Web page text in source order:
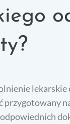
lekarskie
przygotowany